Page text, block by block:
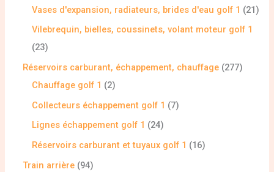
Vases d'expansion, radiateurs, brides d'eau golf 1
21
Vilebrequin, bielles, coussinets, volant moteur golf 1
23
Réservoirs carburant, échappement, chauffage 277
Chauffage golf 1
2
Collecteurs échappement golf 1
7
Lignes échappement golf 1
24
Réservoirs carburant et tuyaux golf 1
16
Train arrière 94